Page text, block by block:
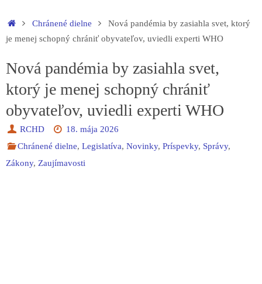
HomeChránené dielne
Nová pandémia by zasiahla svet, ktorý
je menej schopný chrániť obyvateľov, uviedli experti WHO
Nová pandémia by zasiahla svet,
ktorý je menej schopný chrániť
obyvateľov, uviedli experti WHO
RCHD
18. mája 2026
Chránené dielne,Legislatíva,Novinky,Príspevky, Správy,
Zákony, Zaujímavosti